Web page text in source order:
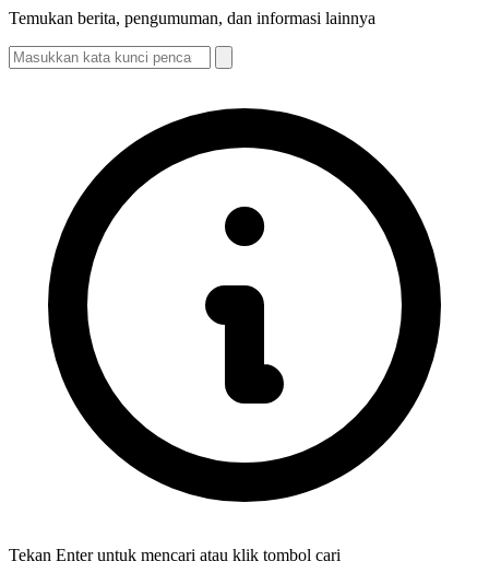
Temukan berita, pengumuman, dan informasi lainnya
Tekan Enter untuk mencari atau klik tombol cari